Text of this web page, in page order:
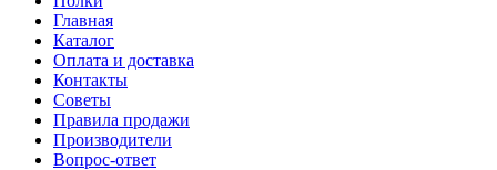
Главная
Каталог
Оплата и доставка
Контакты
Советы
Правила продажи
Производители
Вопрос-ответ